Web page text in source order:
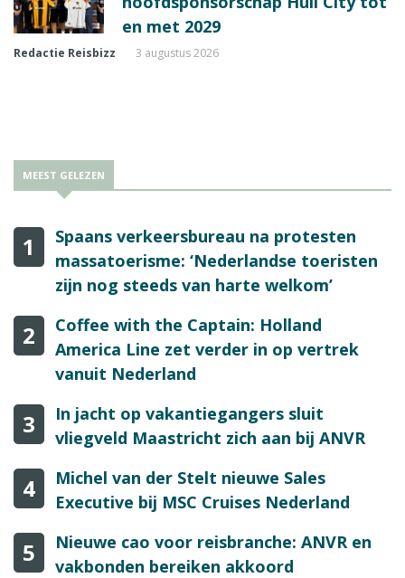
en met 2029
Redactie Reisbizz 3 augustus 2026
MEEST GELEZEN
1
Spaans verkeersbureau na protesten
massatoerisme: ‘Nederlandse toeristen
zijn nog steeds van harte welkom’
2
Coffee with the Captain: Holland
America Line zet verder in op vertrek
vanuit Nederland
3
In jacht op vakantiegangers sluit
vliegveld Maastricht zich aan bij ANVR
4
Michel van der Stelt nieuwe Sales
Executive bij MSC Cruises Nederland
5
Nieuwe cao voor reisbranche: ANVR en
vakbonden bereiken akkoord